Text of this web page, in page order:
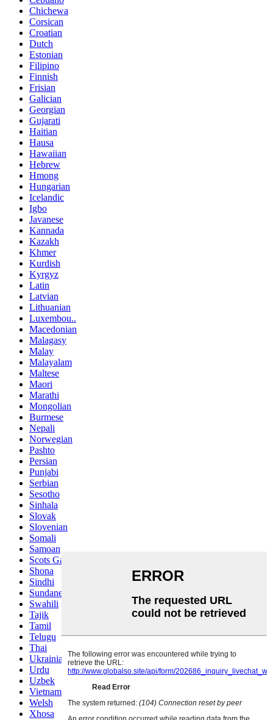
Chichewa
Corsican
Croatian
Dutch
Estonian
Filipino
Finnish
Frisian
Galician
Georgian
Gujarati
Haitian
Hausa
Hawaiian
Hebrew
Hmong
Hungarian
Icelandic
Igbo
Javanese
Kannada
Kazakh
Khmer
Kurdish
Kyrgyz
Latin
Latvian
Lithuanian
Luxembou..
Macedonian
Malagasy
Malay
Malayalam
Maltese
Maori
Marathi
Mongolian
Burmese
Nepali
Norwegian
Pashto
Persian
Punjabi
Serbian
Sesotho
Sinhala
Slovak
Slovenian
Somali
Samoan
Scots Gaelic
Shona
Sindhi
Sundanese
Swahili
Tajik
Tamil
Telugu
Thai
Ukrainian
Urdu
Uzbek
Vietnamese
Welsh
Xhosa